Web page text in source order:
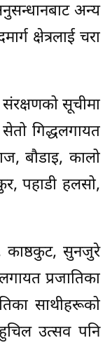
अन्य
क्षेत्रलाई चरा
सूचीमा
सेतो गिद्धलगायत
बौडाइ, कालो
पहाडी हलसो,
काष्ठकुट, सुनजुरे
प्रजातिका
साथीहरूको
उत्सव पनि